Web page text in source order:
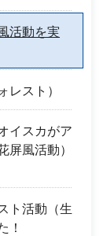
活動を実
レスト）
イスカがア
屏風活動）
ト活動（生
！